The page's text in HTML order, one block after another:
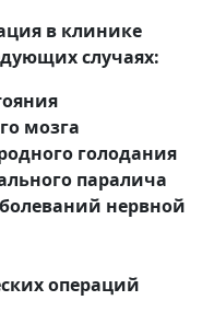
в клинике
случаях:
мозга
голодания
паралича
нервной
операций